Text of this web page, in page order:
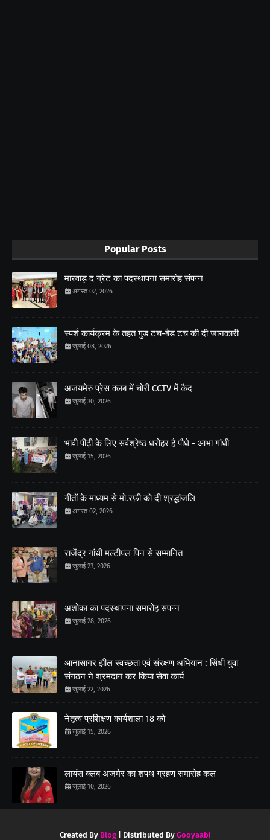
Popular Posts
मारवाड़ द ग्रेट का पदस्थापना समारोह संपन्न
अगस्त 02, 2026
स्पर्श कार्यक्रम के तहत गुड टच-बैड टच की दी जानकारी
जुलाई 08, 2026
अजयमेरु प्रेस क्लब में चोरी CCTV में कैद
जुलाई 30, 2026
भावी पीढ़ी के लिए सर्वश्रेष्ठ धरोहर है पौधे - आभा गांधी
जुलाई 15, 2026
गीतों के माध्यम से मो.रफ़ी को दी श्रद्धांजलि
अगस्त 02, 2026
राजेंद्र गांधी मल्टीपल पिन से सम्मानित
जुलाई 23, 2026
अशोका का पदस्थापना समारोह संपन्न
जुलाई 28, 2026
आनासागर झील स्वच्छता एवं संरक्षण अभियान : सिंधी युवा
संगठन ने श्रमदान कर किया सेवा कार्य
जुलाई 22, 2026
नेतृत्व प्रशिक्षण कार्यशाला 18 को
जुलाई 15, 2026
लायंस क्लब अजमेर का शपथ ग्रहण समारोह कल
जुलाई 10, 2026
Created By Blog| Distributed By Gooyaabi